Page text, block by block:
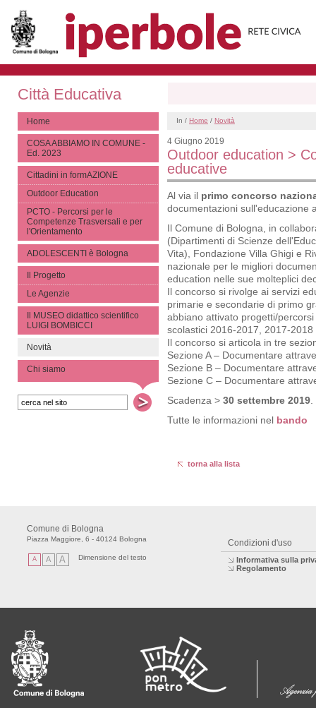
Città Educativa
Home
COSA ABBIAMO IN COMUNE -
Ed. 2023
Cittadini in formAZIONE
Outdoor Education
PCTO - Percorsi per le
Competenze Trasversali e per
l'Orientamento
ADOLESCENTI è Bologna
Il Progetto
Le Agenzie
Il MUSEO didattico scientifico
LUIGI BOMBICCI
Novità
Chi siamo
In / Home / Novità
4 Giugno 2019
Outdoor education >
educative
Al via il primo concorso
documentazioni sull'educazione
Il Comune di Bologna, in
(Dipartimenti di Scienze
Vita), Fondazione Villa Ghigi e
nazionale per le migliori
education nelle sue molteplici
Il concorso si rivolge ai servizi
primarie e secondarie di primo
abbiano attivato progetti/
scolastici 2016-2017, 2017-
Il concorso si articola in tre
Sezione A – Documentare
Sezione B – Documentare
Sezione C – Documentare
Scadenza > 30 settembre 2019
Tutte le informazioni nel bando
torna alla lista
Comune di Bologna
Piazza Maggiore, 6 - 40124 Bologna
A A A Dimensione del testo
Condizioni d'uso
Informativa sulla
Regolamento